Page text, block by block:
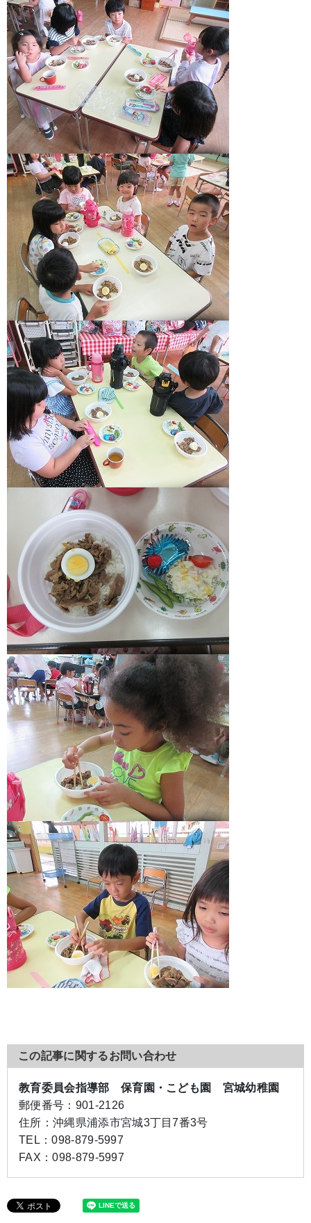
この記事に関するお問い合わせ
教育委員会指導部 保育園・こども園 宮城幼稚園
郵便番号： 901-2126
住所： 沖縄県浦添市宮城3丁目7番3号
TEL：098-879-5997
FAX：098-879-5997